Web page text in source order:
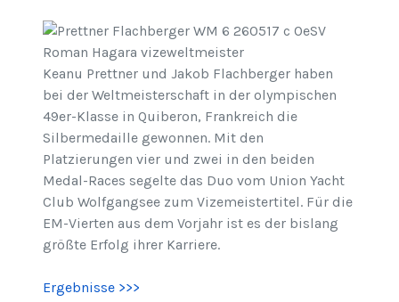
Keanu Prettner und Jakob Flachberger haben
bei der Weltmeisterschaft in der olympischen
49er-Klasse in Quiberon, Frankreich die
Silbermedaille gewonnen. Mit den
Platzierungen vier und zwei in den beiden
Medal-Races segelte das Duo vom Union Yacht
Club Wolfgangsee zum Vizemeistertitel. Für die
EM-Vierten aus dem Vorjahr ist es der bislang
größte Erfolg ihrer Karriere.
Ergebnisse >>>